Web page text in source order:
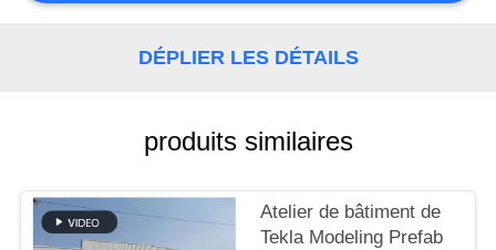
CONTACTER
NOUVELLES
CAS
DÉPLIER LES DÉTAILS
produits similaires
Atelier de bâtiment de
Tekla Modeling Prefab